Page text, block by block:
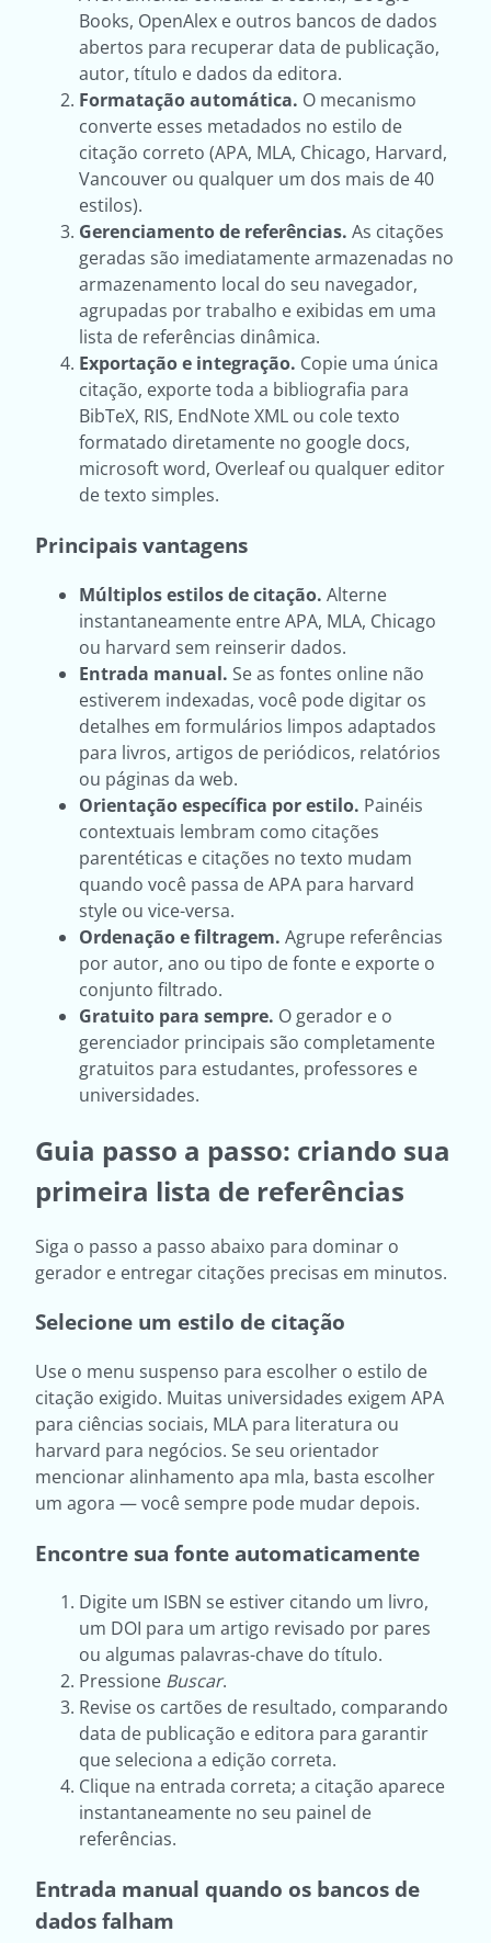
Books, OpenAlex e outros bancos de dados
abertos para recuperar data de publicação,
autor, título e dados da editora.
Formatação automática. O mecanismo
converte esses metadados no estilo de
citação correto (APA, MLA, Chicago, Harvard,
Vancouver ou qualquer um dos mais de 40
estilos).
Gerenciamento de referências. As citações
geradas são imediatamente armazenadas no
armazenamento local do seu navegador,
agrupadas por trabalho e exibidas em uma
lista de referências dinâmica.
Exportação e integração. Copie uma única
citação, exporte toda a bibliografia para
BibTeX, RIS, EndNote XML ou cole texto
formatado diretamente no google docs,
microsoft word, Overleaf ou qualquer editor
de texto simples.
Principais vantagens
Múltiplos estilos de citação. Alterne
instantaneamente entre APA, MLA, Chicago
ou harvard sem reinserir dados.
Entrada manual. Se as fontes online não
estiverem indexadas, você pode digitar os
detalhes em formulários limpos adaptados
para livros, artigos de periódicos, relatórios
ou páginas da web.
Orientação específica por estilo. Painéis
contextuais lembram como citações
parentéticas e citações no texto mudam
quando você passa de APA para harvard
style ou vice-versa.
Ordenação e filtragem. Agrupe referências
por autor, ano ou tipo de fonte e exporte o
conjunto filtrado.
Gratuito para sempre. O gerador e o
gerenciador principais são completamente
gratuitos para estudantes, professores e
universidades.
Guia passo a passo: criando sua
primeira lista de referências
Siga o passo a passo abaixo para dominar o
gerador e entregar citações precisas em minutos.
Selecione um estilo de citação
Use o menu suspenso para escolher o estilo de
citação exigido. Muitas universidades exigem APA
para ciências sociais, MLA para literatura ou
harvard para negócios. Se seu orientador
mencionar alinhamento apa mla, basta escolher
um agora — você sempre pode mudar depois.
Encontre sua fonte automaticamente
Digite um ISBN se estiver citando um livro,
um DOI para um artigo revisado por pares
ou algumas palavras-chave do título.
Pressione Buscar.
Revise os cartões de resultado, comparando
data de publicação e editora para garantir
que seleciona a edição correta.
Clique na entrada correta; a citação aparece
instantaneamente no seu painel de
referências.
Entrada manual quando os bancos de
dados falham